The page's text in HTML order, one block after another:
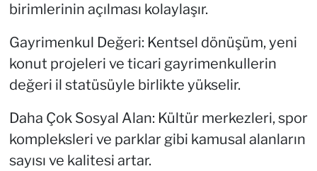
birimlerinin açılması kolaylaşır.
Gayrimenkul Değeri: Kentsel dönüşüm, yeni
konut projeleri ve ticari gayrimenkullerin
değeri il statüsüyle birlikte yükselir.
Daha Çok Sosyal Alan: Kültür merkezleri, spor
kompleksleri ve parklar gibi kamusal alanların
sayısı ve kalitesi artar.